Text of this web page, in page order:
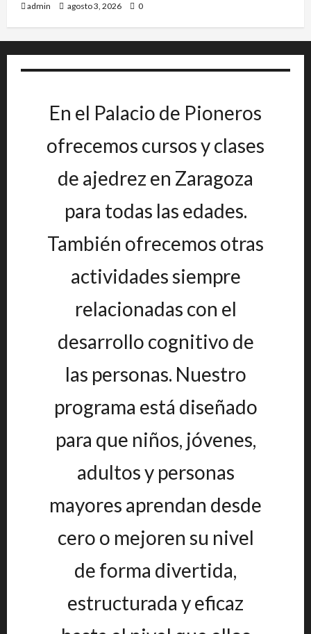
admin agosto 3, 2026 0
En el Palacio de Pioneros
ofrecemos cursos y clases
de ajedrez en Zaragoza
para todas las edades.
También ofrecemos otras
actividades siempre
relacionadas con el
desarrollo cognitivo de
las personas. Nuestro
programa está diseñado
para que niños, jóvenes,
adultos y personas
mayores aprendan desde
cero o mejoren su nivel
de forma divertida,
estructurada y eficaz